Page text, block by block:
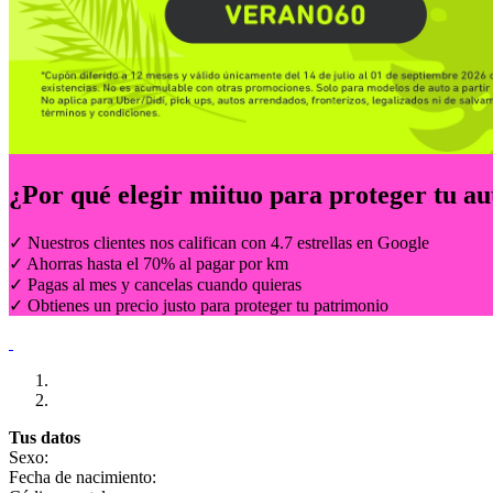
¿Por qué elegir miituo para proteger tu
✓ Nuestros clientes nos califican con 4.7 estrellas en Google
✓ Ahorras hasta el 70% al pagar por km
✓ Pagas al mes y cancelas cuando quieras
✓ Obtienes un precio justo para proteger tu patrimonio
Tus datos
Sexo:
Fecha de nacimiento: